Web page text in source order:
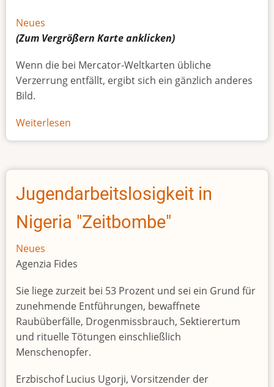
Neues
(Zum Vergrößern Karteanklicken)
Wenn die bei Mercator-Weltkarten übliche
Verzerrung entfällt, ergibt sich ein gänzlich anderes
Bild.
Weiterlesen
Afrikas
Größe
Jugendarbeitslosigkeit in
Nigeria "Zeitbombe"
Neues
Agenzia Fides
Sie liege zurzeit bei 53 Prozent und sei ein Grund für
zunehmende Entführungen, bewaffnete
Raubüberfälle, Drogenmissbrauch, Sektierertum
und rituelle Tötungen einschließlich
Menschenopfer.
Erzbischof Lucius Ugorji, Vorsitzender der